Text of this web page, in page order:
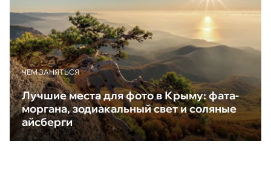
ЧЕМ ЗАНЯТЬСЯ
Лучшие места для фото в Крыму: фата-
моргана, зодиакальный свет и соляные
айсберги